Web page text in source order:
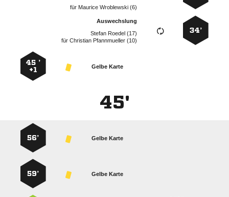
für   
34’
Auswechslung
  
für  
Gelbe Karte
45 ’
+1
45'
Gelbe Karte
56’
Gelbe Karte
59’